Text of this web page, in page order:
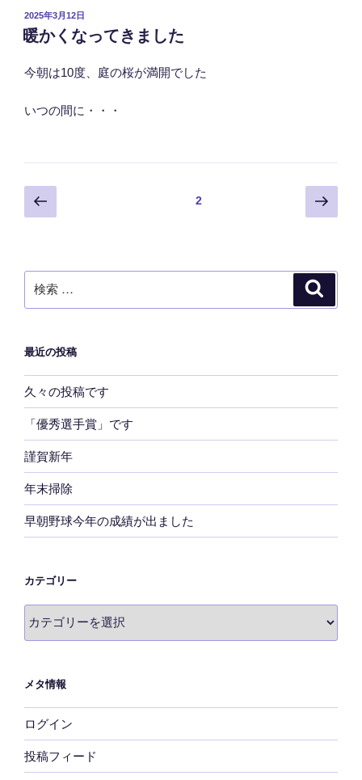
投
稿
日:
2025年3月12日
暖かくなってきました
今朝は10度、庭の桜が満開でした
いつの間に・・・
投
稿
ー
ジ
り
前
の
ジ
ページ2
次
の
ジ
索:
最近の投稿
久々の投稿です
「優秀選手賞」です
謹賀新年
年末掃除
早朝野球今年の成績が出ました
カテゴリー
テ
ー
メタ情報
ログイン
投稿フィード